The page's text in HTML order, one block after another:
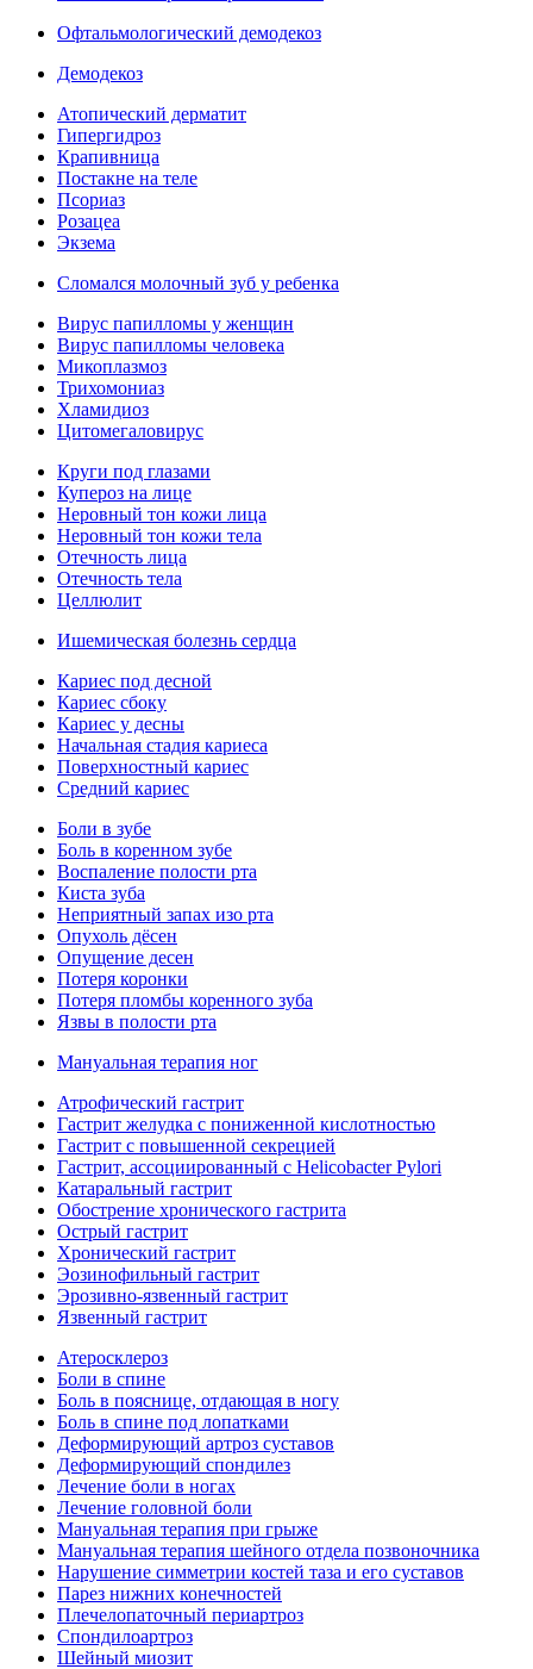
Офтальмологический демодекоз
Демодекоз
Атопический дерматит
Гипергидроз
Крапивница
Постакне на теле
Псориаз
Розацеа
Экзема
Сломался молочный зуб у ребенка
Вирус папилломы у женщин
Вирус папилломы человека
Микоплазмоз
Трихомониаз
Хламидиоз
Цитомегаловирус
Круги под глазами
Купероз на лице
Неровный тон кожи лица
Неровный тон кожи тела
Отечность лица
Отечность тела
Целлюлит
Ишемическая болезнь сердца
Кариес под десной
Кариес сбоку
Кариес у десны
Начальная стадия кариеса
Поверхностный кариес
Средний кариес
Боли в зубе
Боль в коренном зубе
Воспаление полости рта
Киста зуба
Неприятный запах изо рта
Опухоль дёсен
Опущение десен
Потеря коронки
Потеря пломбы коренного зуба
Язвы в полости рта
Мануальная терапия ног
Атрофический гастрит
Гастрит желудка с пониженной кислотностью
Гастрит с повышенной секрецией
Гастрит, ассоциированный с Helicobacter Pylori
Катаральный гастрит
Обострение хронического гастрита
Острый гастрит
Хронический гастрит
Эозинофильный гастрит
Эрозивно-язвенный гастрит
Язвенный гастрит
Атеросклероз
Боли в спине
Боль в пояснице, отдающая в ногу
Боль в спине под лопатками
Деформирующий артроз суставов
Деформирующий спондилез
Лечение боли в ногах
Лечение головной боли
Мануальная терапия при грыже
Мануальная терапия шейного отдела позвоночника
Нарушение симметрии костей таза и его суставов
Парез нижних конечностей
Плечелопаточный периартроз
Спондилоартроз
Шейный миозит